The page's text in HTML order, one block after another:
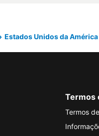
Estados Unidos da América
Termos
Termos